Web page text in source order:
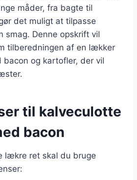
måder, fra bagte til
det muligt at tilpasse
smag. Denne opskrift vil
tilberedningen af en lækker
bacon og kartofler, der vil
til kalveculotte
bacon
lækre ret skal du bruge